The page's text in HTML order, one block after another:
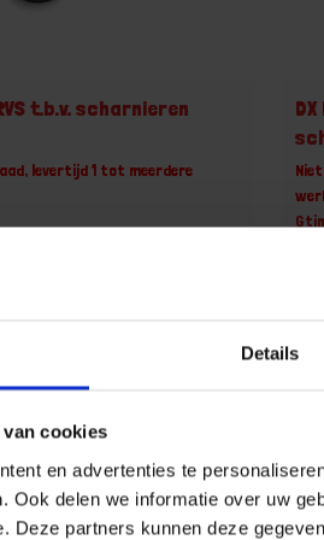
Details
van cookies
en advertenties te
Ook delen we informatie over uw
Deze partners kunnen deze
t.b.v. scharnieren
levertijd 1 tot meerdere
BTW
Grootverpakking (100)